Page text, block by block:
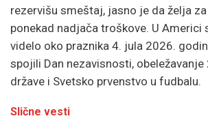
rezervišu smeštaj, jasno je da želja
ponekad nadjača troškove. U Americi
videlo oko praznika 4. jula 2026.
spojili Dan nezavisnosti,
države i Svetsko prvenstvo u fudbalu.
Slične vesti